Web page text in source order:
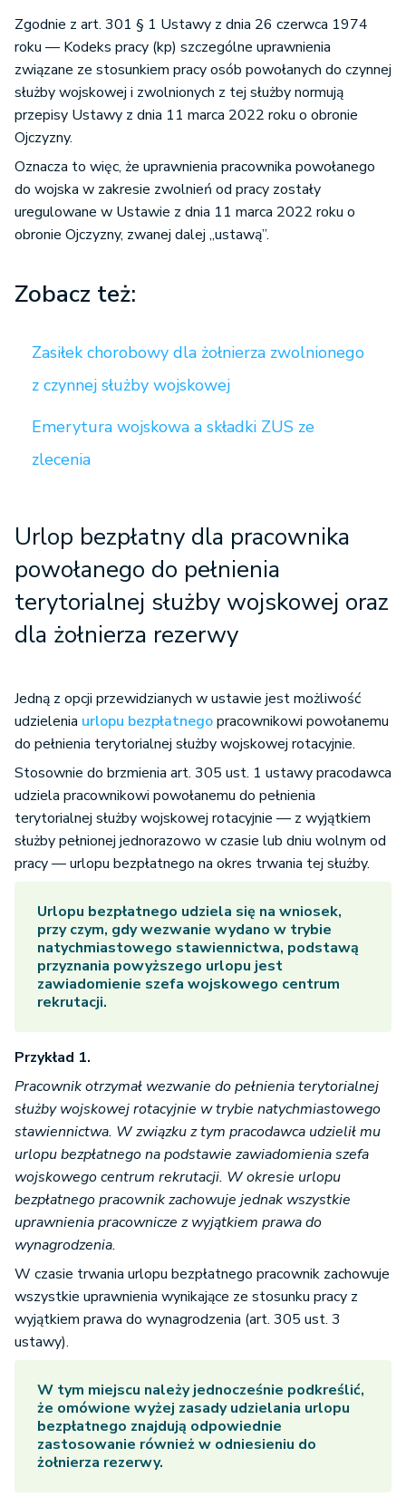
Zgodnie z art. 301 § 1 Ustawy z dnia 26 czerwca 1974
roku — Kodeks pracy (kp) szczególne uprawnienia
związane ze stosunkiem pracy osób powołanych do czynnej
służby wojskowej i zwolnionych z tej służby normują
przepisy Ustawy z dnia 11 marca 2022 roku o obronie
Ojczyzny.
Oznacza to więc, że uprawnienia pracownika powołanego
do wojska w zakresie zwolnień od pracy zostały
uregulowane w Ustawie z dnia 11 marca 2022 roku o
obronie Ojczyzny, zwanej dalej „ustawą”.
Zobacz też:
Zasiłek chorobowy dla żołnierza zwolnionego
z czynnej służby wojskowej
Emerytura wojskowa a składki ZUS ze
zlecenia
Urlop bezpłatny dla pracownika
powołanego do pełnienia
terytorialnej służby wojskowej oraz
dla żołnierza rezerwy
Jedną z opcji przewidzianych w ustawie jest możliwość
udzielenia urlopu bezpłatnegopracownikowi powołanemu
do pełnienia terytorialnej służby wojskowej rotacyjnie.
Stosownie do brzmienia art. 305 ust. 1 ustawy pracodawca
udziela pracownikowi powołanemu do pełnienia
terytorialnej służby wojskowej rotacyjnie — z wyjątkiem
służby pełnionej jednorazowo w czasie lub dniu wolnym od
pracy — urlopu bezpłatnego na okres trwania tej służby.
Urlopu bezpłatnego udziela się na wniosek,
przy czym, gdy wezwanie wydano w trybie
natychmiastowego stawiennictwa, podstawą
przyznania powyższego urlopu jest
zawiadomienie szefa wojskowego centrum
rekrutacji.
Przykład 1.
Pracownik otrzymał wezwanie do pełnienia terytorialnej
służby wojskowej rotacyjnie w trybie natychmiastowego
stawiennictwa. W związku z tym pracodawca udzielił mu
urlopu bezpłatnego na podstawie zawiadomienia szefa
wojskowego centrum rekrutacji. W okresie urlopu
bezpłatnego pracownik zachowuje jednak wszystkie
uprawnienia pracownicze z wyjątkiem prawa do
wynagrodzenia.
W czasie trwania urlopu bezpłatnego pracownik zachowuje
wszystkie uprawnienia wynikające ze stosunku pracy z
wyjątkiem prawa do wynagrodzenia (art. 305 ust. 3
ustawy).
W tym miejscu należy jednocześnie podkreślić,
że omówione wyżej zasady udzielania urlopu
bezpłatnego znajdują odpowiednie
zastosowanie również w odniesieniu do
żołnierza rezerwy.